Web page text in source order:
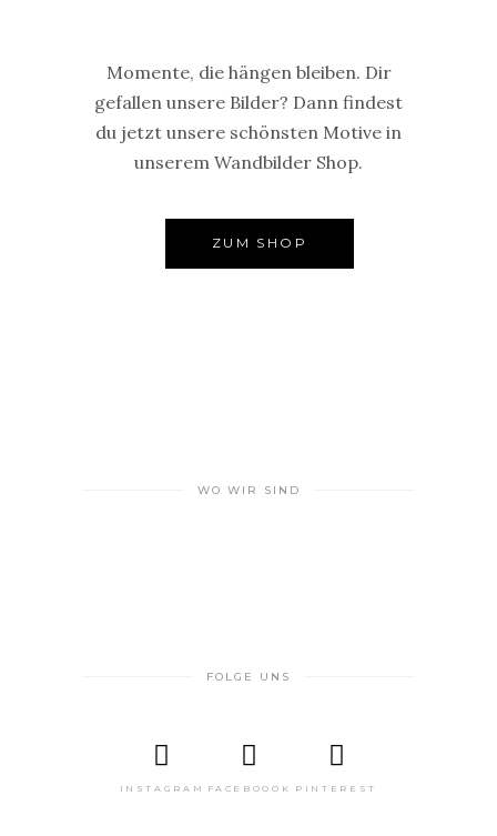
Momente, die hängen bleiben. Dir
gefallen unsere Bilder? Dann findest
du jetzt unsere schönsten Motive in
unserem Wandbilder Shop.
ZUM SHOP
WO WIR SIND
FOLGE UNS
INSTAGRAM FACEBOOOK PINTEREST